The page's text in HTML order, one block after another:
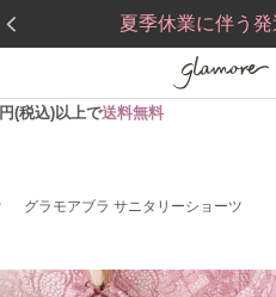
夏季休業に伴う
円(税込)以上で送料無料
グラモアブラ サニタリーショーツ